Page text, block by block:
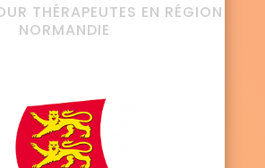
THÉRAPEUTES EN RÉGION
NORMANDIE